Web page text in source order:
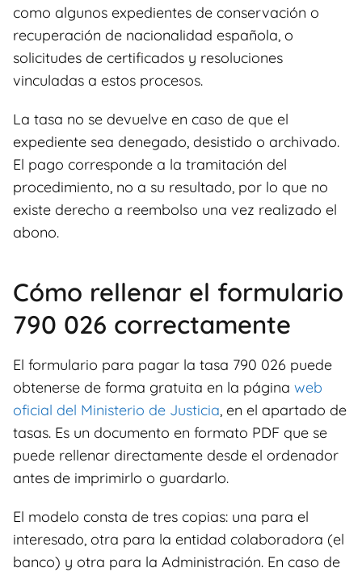
como algunos expedientes de conservación o
recuperación de nacionalidad española, o
solicitudes de certificados y resoluciones
vinculadas a estos procesos.
La tasa no se devuelve en caso de que el
expediente sea denegado, desistido o archivado.
El pago corresponde a la tramitación del
procedimiento, no a su resultado, por lo que no
existe derecho a reembolso una vez realizado el
abono.
Cómo rellenar el formulario
790 026 correctamente
El formulario para pagar la tasa 790 026 puede
obtenerse de forma gratuita en la página web
oficial del Ministerio de Justicia, en el apartado de
tasas. Es un documento en formato PDF que se
puede rellenar directamente desde el ordenador
antes de imprimirlo o guardarlo.
El modelo consta de tres copias: una para el
interesado, otra para la entidad colaboradora (el
banco) y otra para la Administración. En caso de